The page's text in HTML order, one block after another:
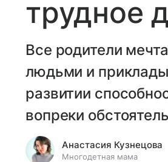
трудное
Все родители
людьми и
развитии
вопреки
Анастасия Кузнецова
Многодетная мама